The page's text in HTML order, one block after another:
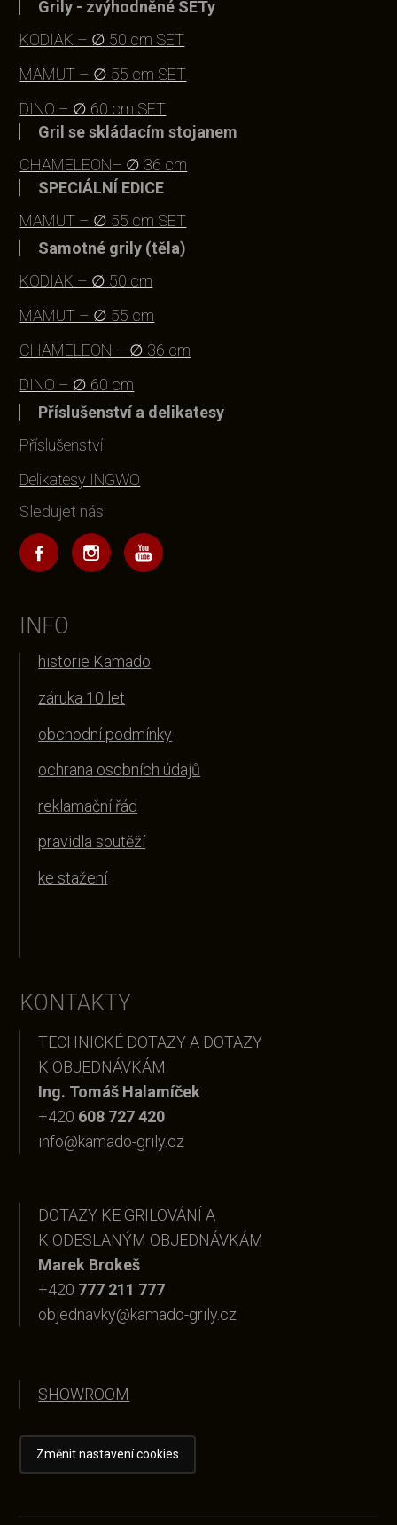
Grily - zvýhodněné SETy
KODIAK – ∅ 50 cm SET
MAMUT – ∅ 55 cm SET
DINO – ∅ 60 cm SET
Gril se skládacím stojanem
CHAMELEON– ∅ 36 cm
SPECIÁLNÍ EDICE
MAMUT – ∅ 55 cm SET
Samotné grily (těla)
KODIAK – ∅ 50 cm
MAMUT – ∅ 55 cm
CHAMELEON – ∅ 36 cm
DINO – ∅ 60 cm
Příslušenství a delikatesy
Příslušenství
Delikatesy INGWO
Sledujet nás:
INFO
historie Kamado
záruka 10 let
obchodní podmínky
ochrana osobních údajů
reklamační řád
pravidla soutěží
ke stažení
KONTAKTY
TECHNICKÉ DOTAZY A DOTAZY
K OBJEDNÁVKÁM
Ing. Tomáš Halamíček
+420 608 727 420
info@kamado-grily.cz
DOTAZY KE GRILOVÁNÍ A
K ODESLANÝM OBJEDNÁVKÁM
Marek Brokeš
+420 777 211 777
objednavky@kamado-grily.cz
SHOWROOM
Změnit nastavení cookies